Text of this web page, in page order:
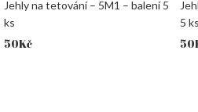
Jehly na tetování – 5M1 – balení 5
ks
50Kč
5 ks
50